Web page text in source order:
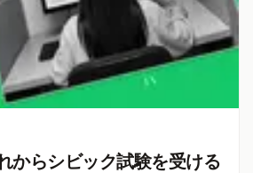
からシビック試験を受ける